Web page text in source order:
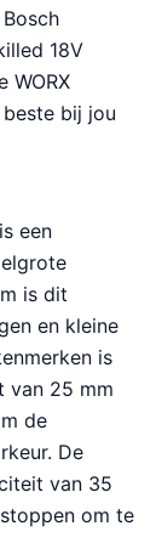
18V
WORX
bij jou
is een
is dit
en kleine
is
van 25 mm
de
De
van 35
om te